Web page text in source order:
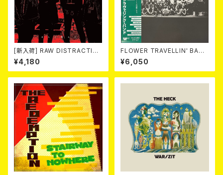
[新入荷] RAW DISTRACTIO
NS / 奇しく燃える (LP)
¥4,180
FLOWER TRAVELLIN' BAND
¥6,050